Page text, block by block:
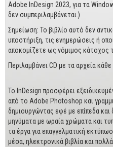
Ιστορικά
Γεωπονικά
Προσφορές
Adobe InDesign 2023, για τα
δεν συμπεριλαμβάνεται.)
Σημείωση: Το βιβλίο αυτό δεν
υποστήριξη, τις ενημερώσεις ή
αποκομίζετε ως νόμιμος κάτοχος
Περιλαμβάνει CD με τα αρχεία
Το InDesign προσφέρει
από το Adobe Photoshop και
δημιουργώντας εφέ με επίπεδα
μηνύματα με ωραία χρώματα και
τα έργα για επαγγελματική
μέσα, ηλεκτρονικά βιβλία και